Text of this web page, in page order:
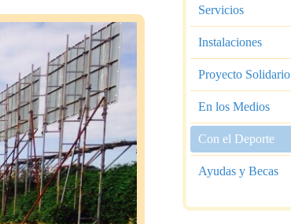
Servicios
Instalaciones
Proyecto Solidario
En los Medios
Con el Deporte
Ayudas y Becas